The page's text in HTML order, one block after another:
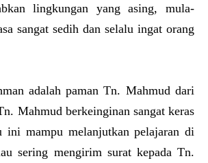
lingkungan yang asing, mula-
sangat sedih dan selalu ingat orang
adalah paman Tn. Mahmud dari
Mahmud berkeinginan sangat keras
ini mampu melanjutkan pelajaran di
sering mengirim surat kepada Tn.